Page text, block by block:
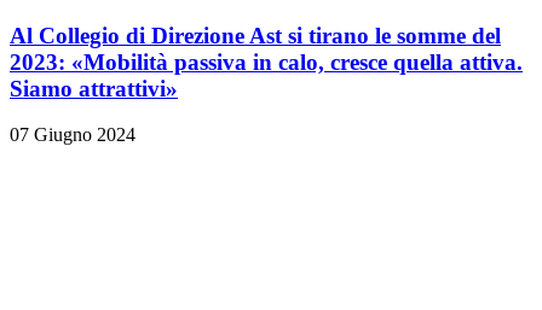
Al Collegio di Direzione Ast si tirano le somme del
2023: «Mobilità passiva in calo, cresce quella attiva.
Siamo attrattivi»
07 Giugno 2024